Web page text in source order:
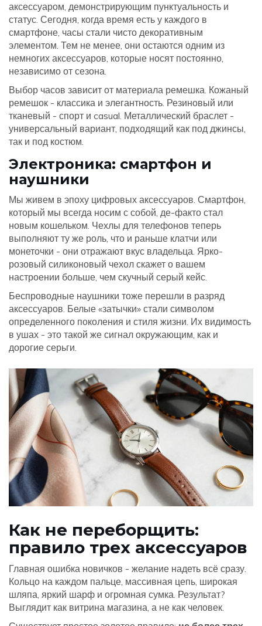
аксессуаром, демонстрирующим пунктуальность и
статус. Сегодня, когда время есть у каждого в
смартфоне, часы стали чисто декоративным
элементом. Тем не менее, они остаются одним из
немногих аксессуаров, которые носят постоянно,
независимо от сезона.
Выбор часов зависит от материала ремешка. Кожаный
ремешок - классика и элегантность. Резиновый или
тканевый - спорт и casual. Металлический браслет -
универсальный вариант, подходящий как под джинсы,
так и под костюм.
Электроника: смартфон и
наушники
Мы живем в эпоху цифровых аксессуаров. Смартфон,
который мы всегда носим с собой, де-факто стал
новым кошельком. Чехлы для телефонов теперь
выполняют ту же роль, что и раньше клатчи или
монеточки - они отражают вкус владельца. Ярко-
розовый силиконовый чехол скажет о вашем
настроении больше, чем скучный серый кейс.
Беспроводные наушники тоже перешли в разряд
аксессуаров. Белые «затычки» стали символом
определенного поколения и стиля жизни. Их видимость
в ушах - это такой же сигнал окружающим, как и
дорогие серьги.
Как не переборщить:
правило трех аксессуаров
Главная ошибка новичков - желание надеть всё сразу.
Кольцо на каждом пальце, массивная цепь, широкая
шляпа, яркий шарф и огромная сумка. Результат?
Выглядит как витрина магазина, а не как человек.